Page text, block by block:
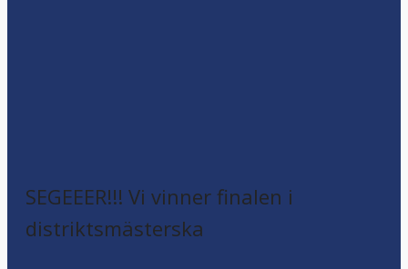
SEGEEER!!! Vi vinner finalen i
distriktsmästerska